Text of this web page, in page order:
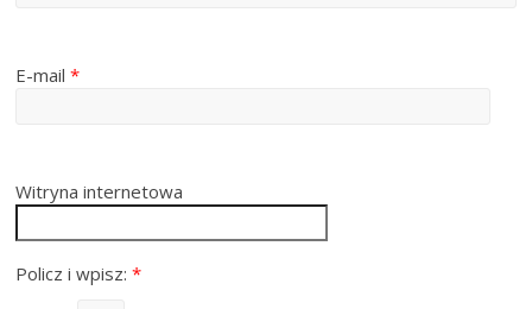
E-mail*
Witryna internetowa
Policz i wpisz: *